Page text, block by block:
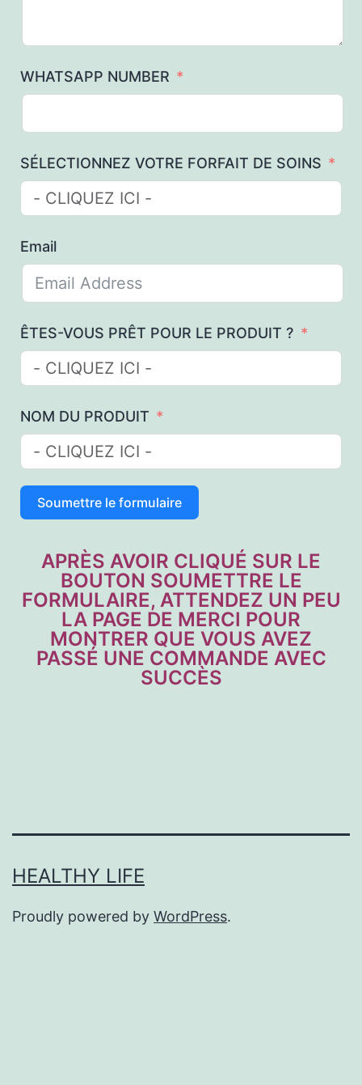
WHATSAPP NUMBER
SÉLECTIONNEZ VOTRE FORFAIT DE SOINS
Email
ÊTES-VOUS PRÊT POUR LE PRODUIT ?
NOM DU PRODUIT
Soumettre le formulaire
APRÈS AVOIR CLIQUÉ SUR LE
BOUTON SOUMETTRE LE
FORMULAIRE, ATTENDEZ UN PEU
LA PAGE DE MERCI POUR
MONTRER QUE VOUS AVEZ
PASSÉ UNE COMMANDE AVEC
SUCCÈS
HEALTHY LIFE
Proudly powered by WordPress.